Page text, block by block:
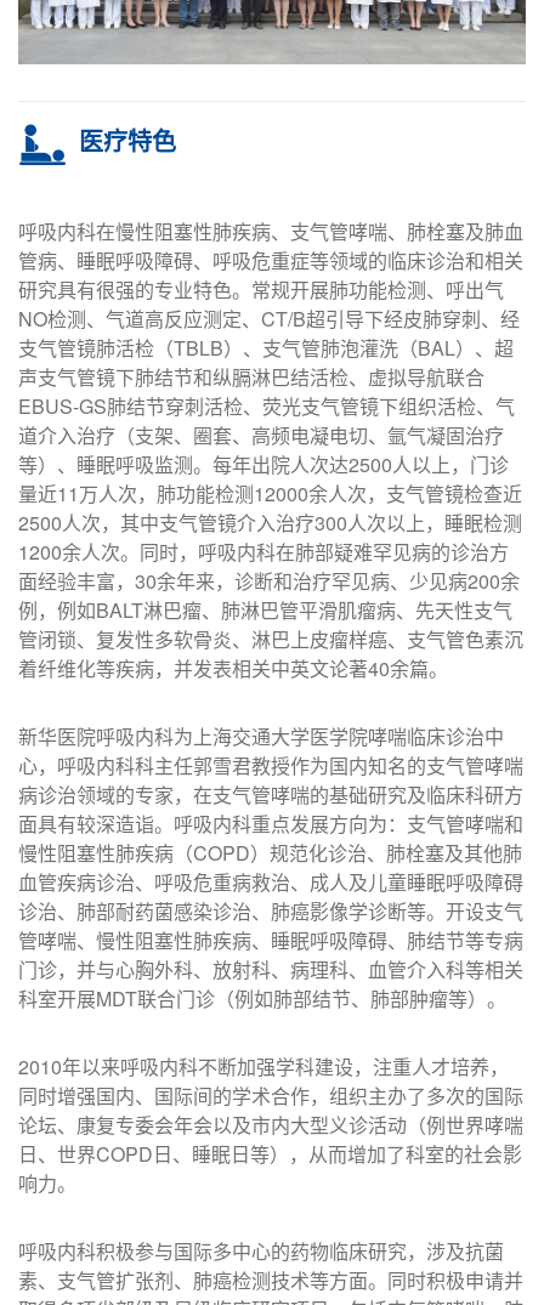
医疗特色
呼吸内科在慢性阻塞性肺疾病、支气管哮喘、肺栓塞及肺血
管病、睡眠呼吸障碍、呼吸危重症等领域的临床诊治和相关
研究具有很强的专业特色。常规开展肺功能检测、呼出气
NO检测、气道高反应测定、CT/B超引导下经皮肺穿刺、经
支气管镜肺活检（TBLB）、支气管肺泡灌洗（BAL）、超
声支气管镜下肺结节和纵膈淋巴结活检、虚拟导航联合
EBUS-GS肺结节穿刺活检、荧光支气管镜下组织活检、气
道介入治疗（支架、圈套、高频电凝电切、氩气凝固治疗
等）、睡眠呼吸监测。每年出院人次达2500人以上，门诊
量近11万人次，肺功能检测12000余人次，支气管镜检查近
2500人次，其中支气管镜介入治疗300人次以上，睡眠检测
1200余人次。同时，呼吸内科在肺部疑难罕见病的诊治方
面经验丰富，30余年来，诊断和治疗罕见病、少见病200余
例，例如BALT淋巴瘤、肺淋巴管平滑肌瘤病、先天性支气
管闭锁、复发性多软骨炎、淋巴上皮瘤样癌、支气管色素沉
着纤维化等疾病，并发表相关中英文论著40余篇。
新华医院呼吸内科为上海交通大学医学院哮喘临床诊治中
心，呼吸内科科主任郭雪君教授作为国内知名的支气管哮喘
病诊治领域的专家，在支气管哮喘的基础研究及临床科研方
面具有较深造诣。呼吸内科重点发展方向为：支气管哮喘和
慢性阻塞性肺疾病（COPD）规范化诊治、肺栓塞及其他肺
血管疾病诊治、呼吸危重病救治、成人及儿童睡眠呼吸障碍
诊治、肺部耐药菌感染诊治、肺癌影像学诊断等。开设支气
管哮喘、慢性阻塞性肺疾病、睡眠呼吸障碍、肺结节等专病
门诊，并与心胸外科、放射科、病理科、血管介入科等相关
科室开展MDT联合门诊（例如肺部结节、肺部肿瘤等）。
2010年以来呼吸内科不断加强学科建设，注重人才培养，
同时增强国内、国际间的学术合作，组织主办了多次的国际
论坛、康复专委会年会以及市内大型义诊活动（例世界哮喘
日、世界COPD日、睡眠日等），从而增加了科室的社会影
响力。
呼吸内科积极参与国际多中心的药物临床研究，涉及抗菌
素、支气管扩张剂、肺癌检测技术等方面。同时积极申请并